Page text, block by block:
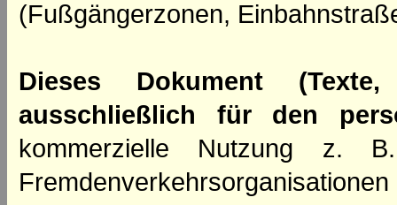
(Fußgängerzonen,
Dieses Dokument
ausschließlich für den
kommerzielle Nutzung z.